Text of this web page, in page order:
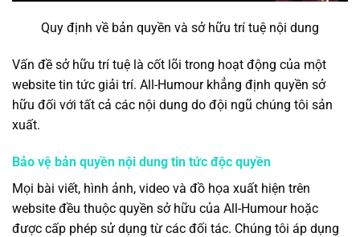
Quy định về bản quyền và sở hữu trí tuệ nội dung
Vấn đề sở hữu trí tuệ là cốt lõi trong hoạt động của một
website tin tức giải trí. All-Humour khẳng định quyền sở
hữu đối với tất cả các nội dung do đội ngũ chúng tôi sản
xuất.
Bảo vệ bản quyền nội dung tin tức độc quyền
Mọi bài viết, hình ảnh, video và đồ họa xuất hiện trên
website đều thuộc quyền sở hữu của All-Humour hoặc
được cấp phép sử dụng từ các đối tác. Chúng tôi áp dụng